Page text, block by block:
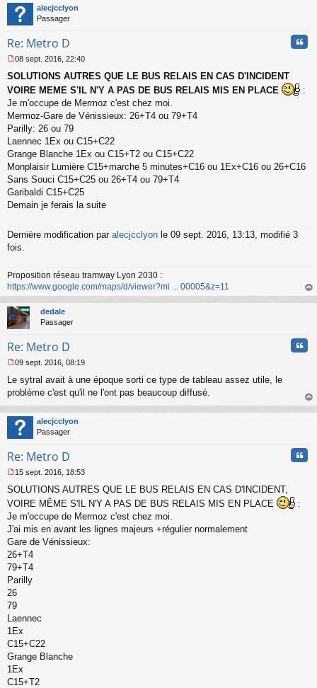
alecjcclyon
Passager
Re: Metro D
e
s
a
g
e
n
o
l
u
08 sept. 2016, 22:40
SOLUTIONS AUTRES QUE LE BUS RELAIS EN CAS D'INCIDENT
VOIRE MEME S'IL N'Y A PAS DE BUS RELAIS MIS EN PLACE
:
Je m'occupe de Mermoz c'est chez moi.
Mermoz-Gare de Vénissieux: 26+T4 ou 79+T4
Parilly: 26 ou 79
Laennec 1Ex ou C15+C22
Grange Blanche 1Ex ou C15+T2 ou C15+C22
Monplaisir Lumière C15+marche 5 minutes+C16 ou 1Ex+C16 ou 26+C16
Sans Souci C15+C25 ou 26+T4 ou 79+T4
Garibaldi C15+C25
Demain je ferais la suite
Dernière modification par alecjcclyon le 09 sept. 2016, 13:13, modifié 3
fois.
Proposition réseau tramway Lyon 2030 :
https://www.google.com/maps/d/viewer?mi ... 00005&z=11
au
dedale
Passager
Re: Metro D
e
s
a
g
e
o
l
u
09 sept. 2016, 08:19
Le sytral avait à une époque sorti ce type de tableau assez utile, le
problème c'est qu'il ne l'ont pas beaucoup diffusé.
au
alecjcclyon
Passager
Re: Metro D
e
s
a
g
e
n
o
l
u
15 sept. 2016, 18:53
SOLUTIONS AUTRES QUE LE BUS RELAIS EN CAS D'INCIDENT,
VOIRE MÊME S'IL N'Y A PAS DE BUS RELAIS MIS EN PLACE
:
Je m'occupe de Mermoz c'est chez moi.
J'ai mis en avant les lignes majeurs +régulier normalement
Gare de Vénissieux:
26+T4
79+T4
Parilly
26
79
Laennec
1Ex
C15+C22
Grange Blanche
1Ex
C15+T2